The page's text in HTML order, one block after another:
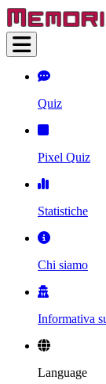
Quiz
Pixel Quiz
Statistiche
Chi siamo
Informativa
Language